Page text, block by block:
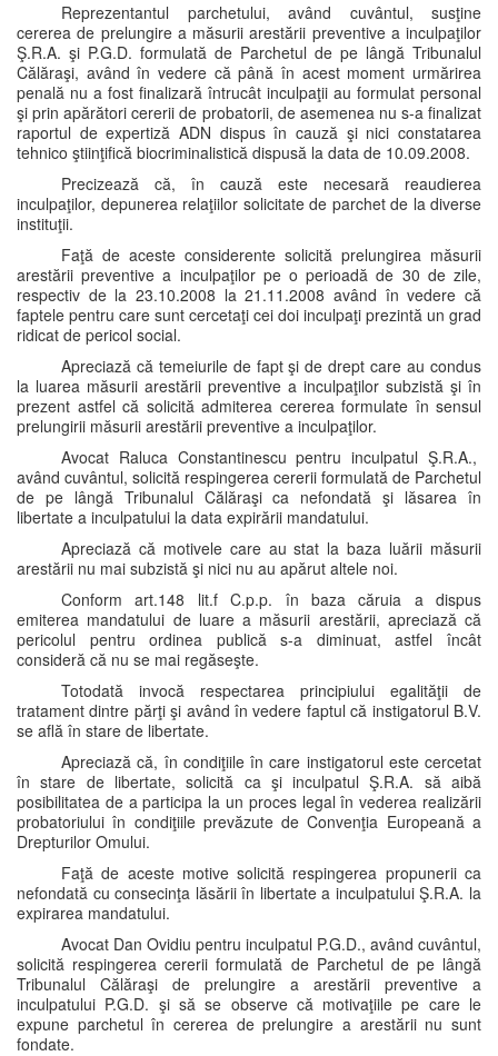
Reprezentantul parchetului, având cuvântul, susţine
cererea de prelungire a măsurii arestării preventive a inculpaţilor
Ş.R.A. şi P.G.D. formulată de Parchetul de pe lângă Tribunalul
Călăraşi, având în vedere că până în acest moment urmărirea
penală nu a fost finalizară întrucât inculpaţii au formulat personal
şi prin apărători cererii de probatorii, de asemenea nu s-a finalizat
raportul de expertiză ADN dispus în cauză şi nici constatarea
tehnico ştiinţifică biocriminalistică dispusă la data de 10.09.2008.
Precizează că, în cauză este necesară reaudierea
inculpaţilor, depunerea relaţiilor solicitate de parchet de la diverse
instituţii.
Faţă de aceste considerente solicită prelungirea măsurii
arestării preventive a inculpaţilor pe o perioadă de 30 de zile,
respectiv de la 23.10.2008 la 21.11.2008 având în vedere că
faptele pentru care sunt cercetaţi cei doi inculpaţi prezintă un grad
ridicat de pericol social.
Apreciază că temeiurile de fapt şi de drept care au condus
la luarea măsurii arestării preventive a inculpaţilor subzistă şi în
prezent astfel că solicită admiterea cererea formulate în sensul
prelungirii măsurii arestării preventive a inculpaţilor.
Avocat Raluca Constantinescu pentru inculpatul Ş.R.A.,
având cuvântul, solicită respingerea cererii formulată de Parchetul
de pe lângă Tribunalul Călăraşi ca nefondată şi lăsarea în
libertate a inculpatului la data expirării mandatului.
Apreciază că motivele care au stat la baza luării măsurii
arestării nu mai subzistă şi nici nu au apărut altele noi.
Conform art.148 lit.f C.p.p. în baza căruia a dispus
emiterea mandatului de luare a măsurii arestării, apreciază că
pericolul pentru ordinea publică s-a diminuat, astfel încât
consideră că nu se mai regăseşte.
Totodată invocă respectarea principiului egalităţii de
tratament dintre părţi şi având în vedere faptul că instigatorul B.V.
se află în stare de libertate.
Apreciază că, în condiţiile în care instigatorul este cercetat
în stare de libertate, solicită ca şi inculpatul Ş.R.A. să aibă
posibilitatea de a participa la un proces legal în vederea realizării
probatoriului în condiţiile prevăzute de Convenţia Europeană a
Drepturilor Omului.
Faţă de aceste motive solicită respingerea propunerii ca
nefondată cu consecinţa lăsării în libertate a inculpatului Ş.R.A. la
expirarea mandatului.
Avocat Dan Ovidiu pentru inculpatul P.G.D., având cuvântul,
solicită respingerea cererii formulată de Parchetul de pe lângă
Tribunalul Călăraşi de prelungire a arestării preventive a
inculpatului P.G.D. şi să se observe că motivaţiile pe care le
expune parchetul în cererea de prelungire a arestării nu sunt
fondate.